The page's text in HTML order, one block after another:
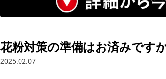
花粉対策の準備はお済みです
2025.02.07